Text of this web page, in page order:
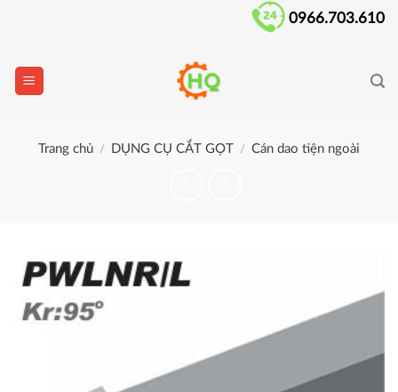
0966.703.610
Trang chủ / DỤNG CỤ CẮT GỌT / Cán dao tiện ngoài